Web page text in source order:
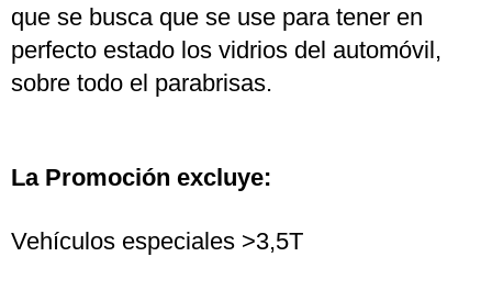
que se busca que se use para tener en
perfecto estado los vidrios del automóvil,
sobre todo el parabrisas.
La Promoción excluye:
Vehículos especiales >3,5T